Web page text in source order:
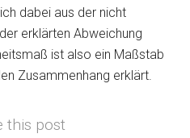
dabei aus der nicht
erklärten Abweichung
ist also ein Maßstab
Zusammenhang erklärt.
this post